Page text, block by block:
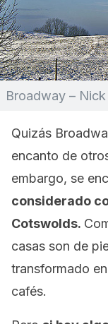
Broadway –
Quizás
encanto de
embargo, se
considerado
Cotswolds.
casas son de
transformado
cafés.